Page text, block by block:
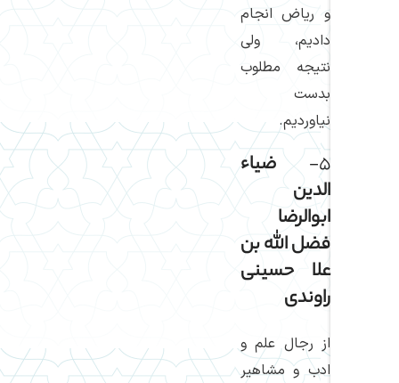
و ریاض انجام
دادیم، ولی
نتیجه مطلوب
بدست
نیاوردیم.
۵-
ضیاء
الدین
ابوالرضا
فضل اللّه بن
علا حسینی
راوندی
از رجال علم و
ادب و مشاهیر